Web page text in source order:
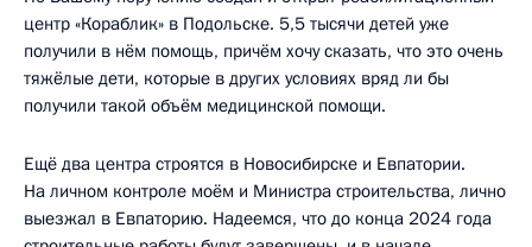
центр «Кораблик» в Подольске. 5,5 тысячи детей уже
получили в нём помощь, причём хочу сказать, что это очень
тяжёлые дети, которые в других условиях вряд ли бы
получили такой объём медицинской помощи.
Ещё два центра строятся в Новосибирске и Евпатории.
На личном контроле моём и Министра строительства, лично
выезжал в Евпаторию. Надеемся, что до конца 2024 года